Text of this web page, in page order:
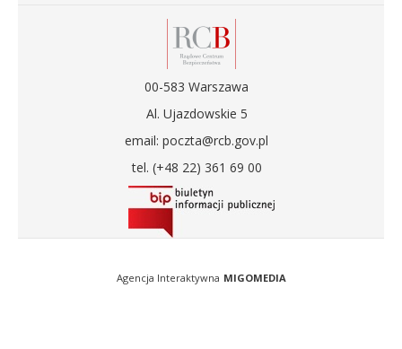
00-583 Warszawa
Al. Ujazdowskie 5
email: poczta@rcb.gov.pl
tel. (+48 22) 361 69 00
Agencja Interaktywna MIGOMEDIA